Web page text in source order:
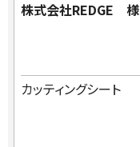
株式会社REDGE 様
カッティングシート